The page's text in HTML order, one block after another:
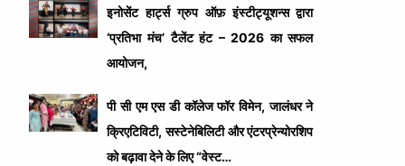
इनोसेंट हार्ट्स ग्रुप ऑफ़ इंस्टीट्यूशन्स द्वारा
‘प्रतिभा मंच’ टैलेंट हंट – 2026 का सफल
आयोजन,
पी सी एम एस डी कॉलेज फॉर विमेन, जालंधर ने
क्रिएटिविटी, सस्टेनेबिलिटी और एंटरप्रेन्योरशिप
को बढ़ावा देने के लिए “वेस्ट…